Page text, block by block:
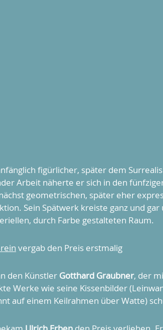
figürlicher, später dem
Arbeit näherte er sich in den
geometrischen, später eher
Sein Spätwerk kreiste ganz und gar
durch Farbe gestalteten Raum.
vergab den Preis erstmalig
den Künstler Gotthard Graubner, der
Werke wie seine Kissenbilder
auf einem Keilrahmen über Watte)